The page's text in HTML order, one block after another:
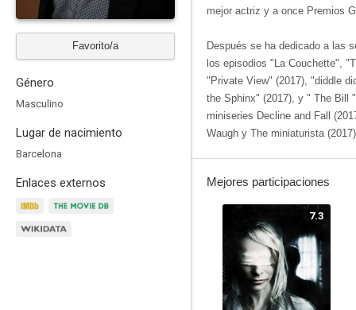
Favorito/a
Género
Masculino
Lugar de nacimiento
Barcelona
Enlaces externos
mejor actriz y a once Premios
Después se ha dedicado a las
los episodios "La Couchette",
"Private View" (2017), "diddle
the Sphinx" (2017), y " The Bill
miniseries Decline and Fall
Waugh y The miniaturista (2017)
Mejores participaciones
7.3